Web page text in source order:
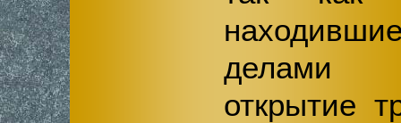
делами
открытие